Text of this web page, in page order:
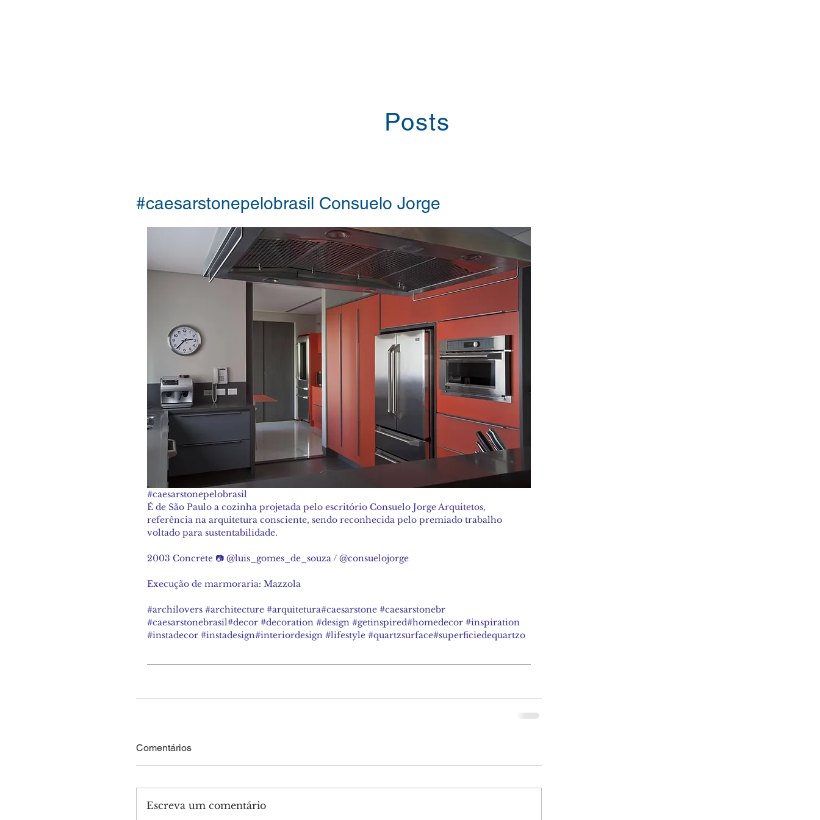
Posts
#caesarstonepelobrasil Consuelo Jorge
#caesarstonepelobrasil
É de São Paulo a cozinha projetada pelo escritório Consuelo Jorge Arquitetos,
referência na arquitetura consciente, sendo reconhecida pelo premiado trabalho
voltado para sustentabilidade.
2003 Concrete 📷 @luis_gomes_de_souza / @consuelojorge
Execução de marmoraria: Mazzola
#archilovers #architecture #arquitetura#caesarstone #caesarstonebr
#caesarstonebrasil#decor #decoration #design #getinspired#homedecor #inspiration
#instadecor #instadesign#interiordesign #lifestyle #quartzsurface#superficiedequartzo
Comentários
Escreva um comentário